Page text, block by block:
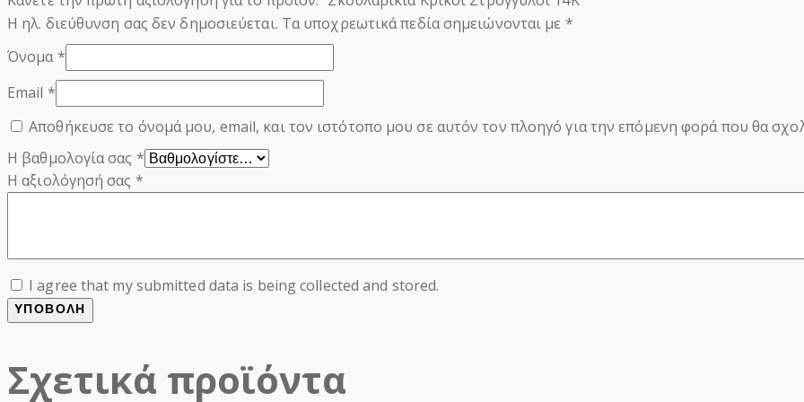
Η ηλ. διεύθυνση σας δεν δημοσιεύεται. Τα υποχρεωτικά πεδία σημειώνονται με *
Όνομα*
Email *
Αποθήκευσε το όνομά μου, email, και τον ιστότοπο μου σε αυτόν τον πλοηγό για την επόμενη φορά που θα
Η βαθμολογία σας *
Η αξιολόγησή σας *
I agree that my submitted data is being collected and stored.
Σχετικά προϊόντα